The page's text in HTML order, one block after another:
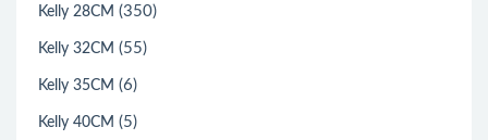
Kelly 28CM (350)
Kelly 32CM (55)
Kelly 35CM (6)
Kelly 40CM (5)